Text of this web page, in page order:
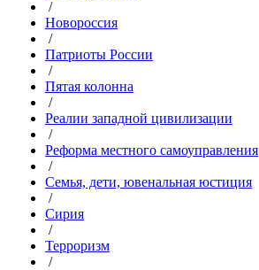
/
Новороссия
/
Патриоты России
/
Пятая колонна
/
Реалии западной цивилизации
/
Реформа местного самоуправления
/
Семья, дети, ювенальная юстиция
/
Сирия
/
Терроризм
/